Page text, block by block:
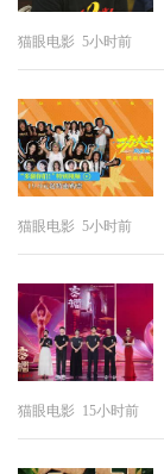
猫眼电影 5小时前
猫眼电影 5小时前
猫眼电影 15小时前